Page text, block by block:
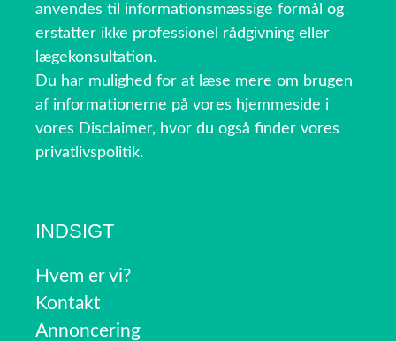
anvendes til informationsmæssige formål og
erstatter ikke professionel rådgivning eller
lægekonsultation.
Du har mulighed for at læse mere om brugen
af informationerne på vores hjemmeside i
vores Disclaimer, hvor du også finder vores
privatlivspolitik.
INDSIGT
Hvem er vi?
Kontakt
Annoncering